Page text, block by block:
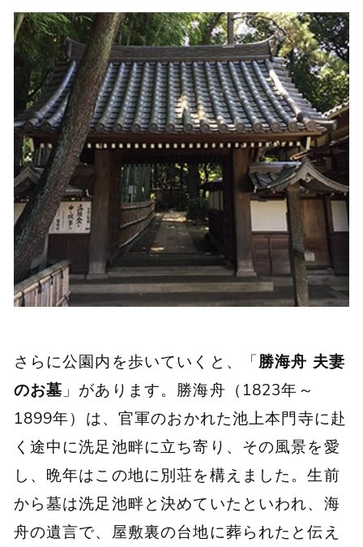
さらに公園内を歩いていくと、「 勝海舟 夫妻
のお墓 」があります。勝海舟（1823年～
1899年）は、官軍のおかれた池上本門寺に赴
く途中に洗足池畔に立ち寄り、その風景を愛
し、晩年はこの地に別荘を構えました。生前
から墓は洗足池畔と決めていたといわれ、海
舟の遺言で、屋敷裏の台地に葬られたと伝え